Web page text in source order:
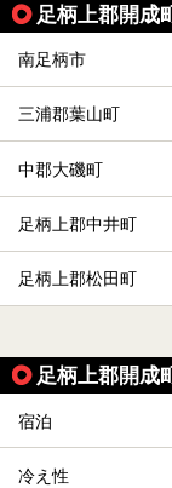
足柄上郡開成
南足柄市
三浦郡葉山町
中郡大磯町
足柄上郡中井町
足柄上郡松田町
足柄上郡開成
宿泊
冷え性